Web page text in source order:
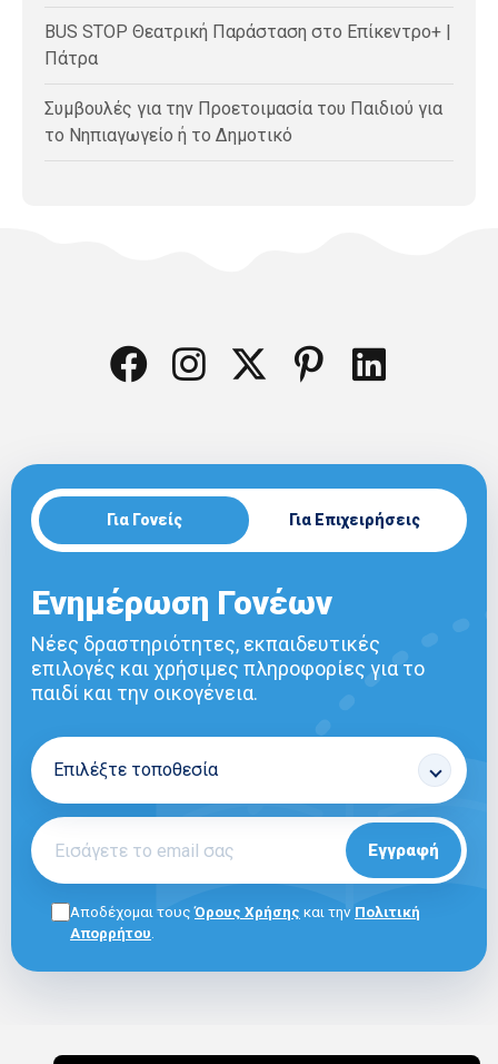
BUS STOP Θεατρική Παράσταση στο Επίκεντρο+ |
Πάτρα
Συμβουλές για την Προετοιμασία του Παιδιού για
το Νηπιαγωγείο ή το Δημοτικό
Για Γονείς Για Επιχειρήσεις
Ενημέρωση Γονέων
Νέες δραστηριότητες, εκπαιδευτικές
επιλογές και χρήσιμες πληροφορίες για το
παιδί και την οικογένεια.
Εγγραφή
Αποδέχομαι τουςΌρους Χρήσης και την Πολιτική
Απορρήτου